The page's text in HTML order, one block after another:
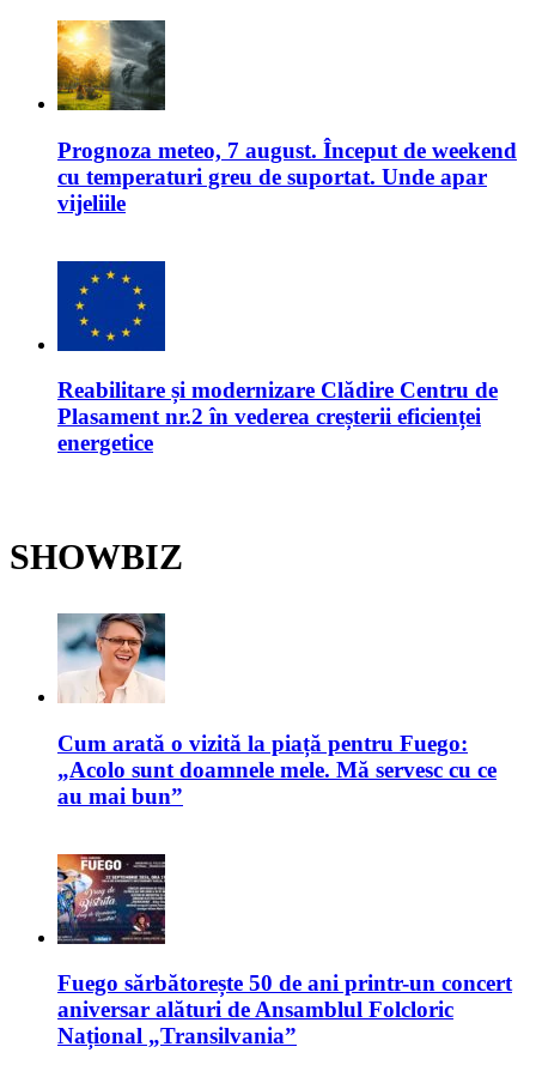
Prognoza meteo, 7 august. Început de weekend
cu temperaturi greu de suportat. Unde apar
vijeliile
Reabilitare și modernizare Clădire Centru de
Plasament nr.2 în vederea creșterii eficienței
energetice
SHOWBIZ
Cum arată o vizită la piață pentru Fuego:
„Acolo sunt doamnele mele. Mă servesc cu ce
au mai bun”
Fuego sărbătorește 50 de ani printr-un concert
aniversar alături de Ansamblul Folcloric
Național „Transilvania”